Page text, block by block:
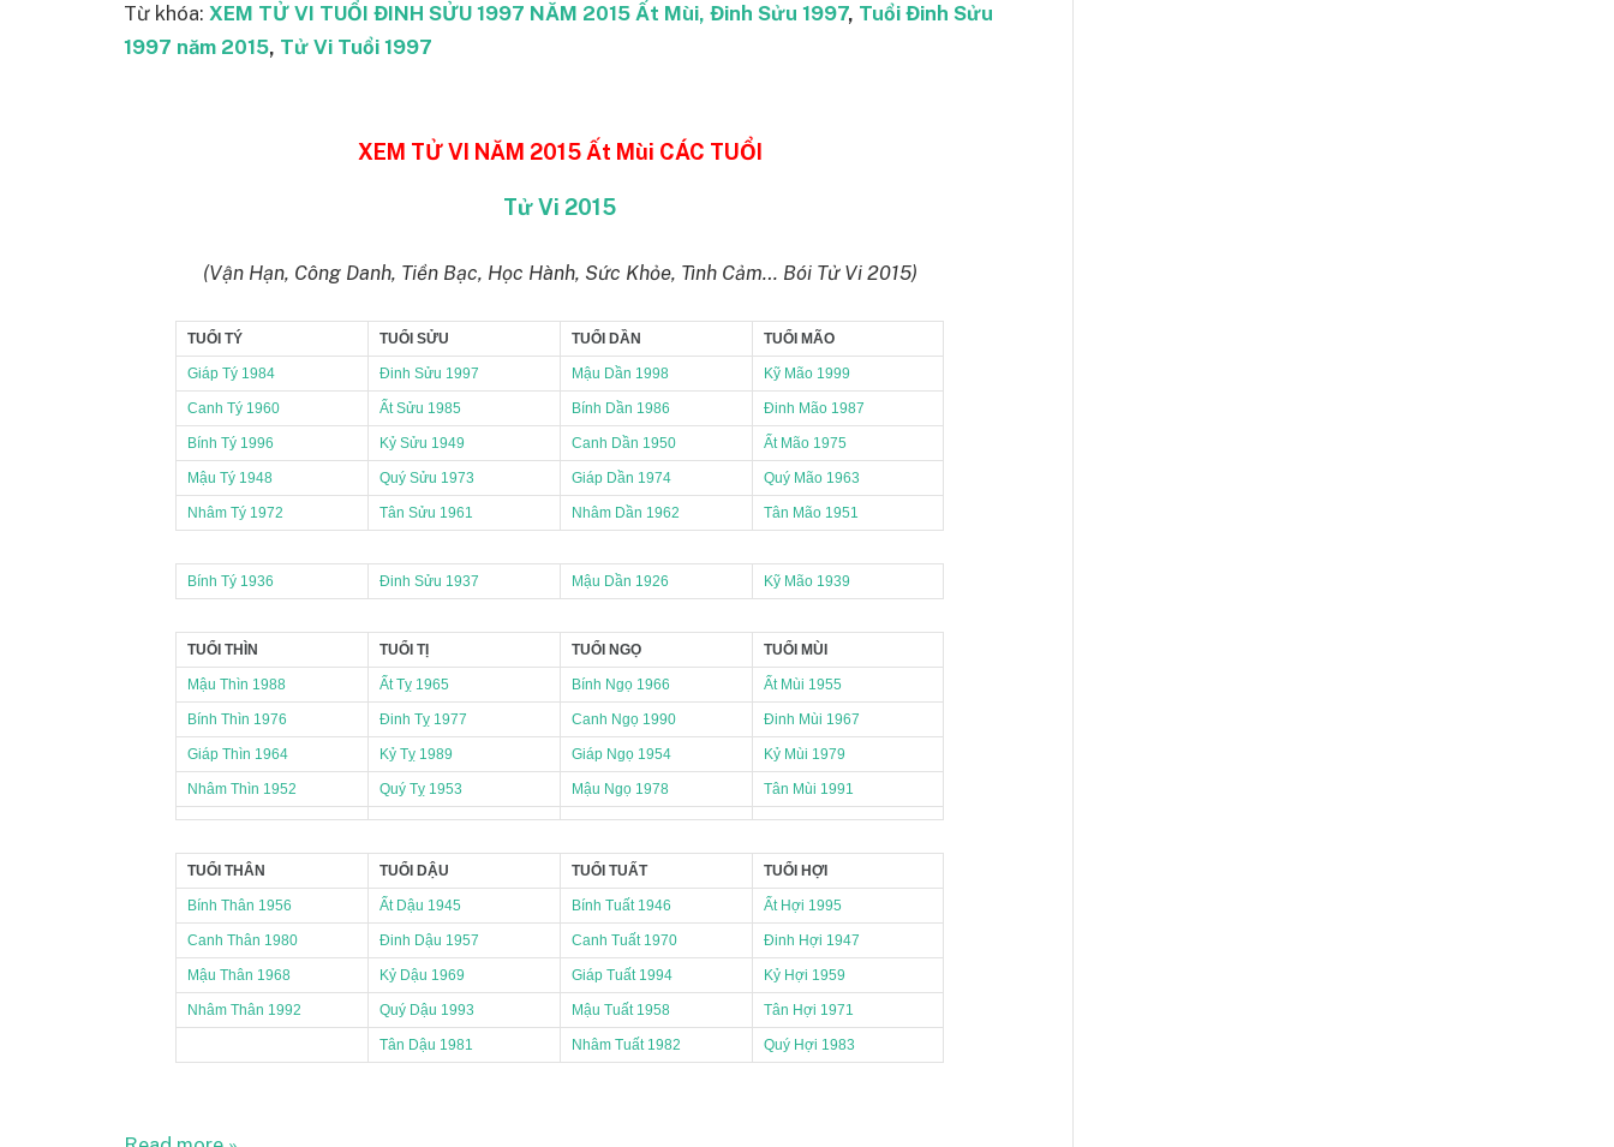
Từ khóa: XEM TỬ VI TUỔI ĐINH SỬU 1997 NĂM 2015 Ất Mùi, Đinh Sửu 1997, Tuổi Đinh Sửu
1997 năm 2015, Tử Vi Tuổi 1997
XEM TỬ VI NĂM 2015 Ất Mùi CÁC TUỔI
Tử Vi 2015
(Vận Hạn, Công Danh, Tiền Bạc, Học Hành, Sức Khỏe, Tình Cảm… Bói Tử Vi 2015)
TUỔI TÝ TUỔI SỬU TUỔI DẦN TUỔI MÃO
Giáp Tý 1984 Đinh Sửu 1997 Mậu Dần 1998 Kỹ Mão 1999
Canh Tý 1960 Ất Sửu 1985 Bính Dần 1986 Đinh Mão 1987
Bính Tý 1996 Kỷ Sửu 1949 Canh Dần 1950 Ất Mão 1975
Mậu Tý 1948 Quý Sửu 1973 Giáp Dần 1974 Quý Mão 1963
Nhâm Tý 1972 Tân Sửu 1961 Nhâm Dần 1962 Tân Mão 1951
Bính Tý 1936 Đinh Sửu 1937 Mậu Dần 1926 Kỹ Mão 1939
TUỔI THÌN TUỔI TỊ TUỔI NGỌ TUỔI MÙI
Mậu Thìn 1988 Ất Tỵ 1965 Bính Ngọ 1966 Ất Mùi 1955
Bính Thìn 1976 Đinh Tỵ 1977 Canh Ngọ 1990 Đinh Mùi 1967
Giáp Thìn 1964 Kỷ Tỵ 1989 Giáp Ngọ 1954 Kỷ Mùi 1979
Nhâm Thìn 1952 Quý Tỵ 1953 Mậu Ngọ 1978 Tân Mùi 1991
TUỔI THÂN TUỔI DẬU TUỔI TUẤT TUỔI HỢI
Bính Thân 1956 Ất Dậu 1945 Bính Tuất 1946 Ất Hợi 1995
Canh Thân 1980 Đinh Dậu 1957 Canh Tuất 1970 Đinh Hợi 1947
Mậu Thân 1968 Kỷ Dậu 1969 Giáp Tuất 1994 Kỷ Hợi 1959
Nhâm Thân 1992 Quý Dậu 1993 Mậu Tuất 1958 Tân Hợi 1971
Tân Dậu 1981 Nhâm Tuất 1982 Quý Hợi 1983